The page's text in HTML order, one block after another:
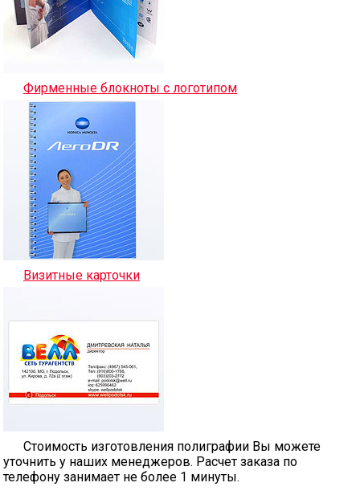
Фирменные блокноты с логотипом
Визитные карточки
Стоимость изготовления полиграфии Вы можете
уточнить у наших менеджеров. Расчет заказа по
телефону занимает не более 1 минуты.